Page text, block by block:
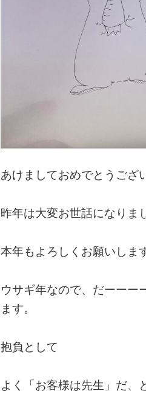
あけましておめでとうござ
昨年は大変お世話になりま
本年もよろしくお願いします
ウサギ年なので、だーーー
ます。
抱負として
よく「お客様は先生」だ、